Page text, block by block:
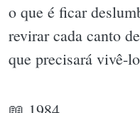
o que é ficar
revirar cada canto
que precisará vivê-